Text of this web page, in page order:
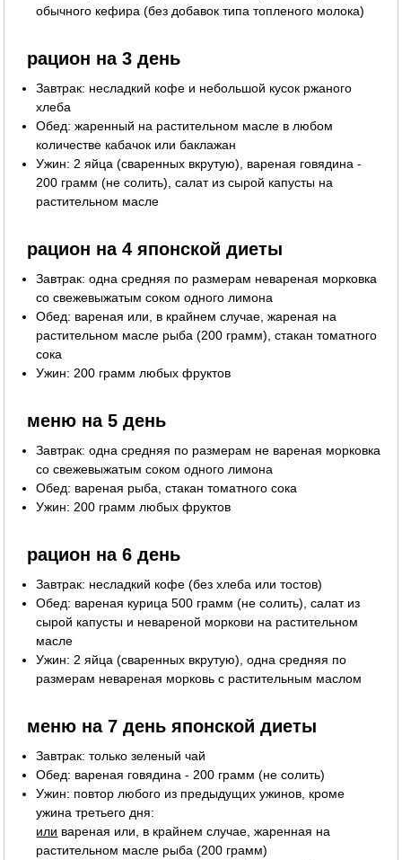
обычного кефира (без добавок типа топленого молока)
рацион на 3 день
Завтрак: несладкий кофе и небольшой кусок ржаного
хлеба
Обед: жаренный на растительном масле в любом
количестве кабачок или баклажан
Ужин: 2 яйца (сваренных вкрутую), вареная говядина -
200 грамм (не солить), салат из сырой капусты на
растительном масле
рацион на 4 японской диеты
Завтрак: одна средняя по размерам невареная морковка
со свежевыжатым соком одного лимона
Обед: вареная или, в крайнем случае, жареная на
растительном масле рыба (200 грамм), стакан томатного
сока
Ужин: 200 грамм любых фруктов
меню на 5 день
Завтрак: одна средняя по размерам не вареная морковка
со свежевыжатым соком одного лимона
Обед: вареная рыба, стакан томатного сока
Ужин: 200 грамм любых фруктов
рацион на 6 день
Завтрак: несладкий кофе (без хлеба или тостов)
Обед: вареная курица 500 грамм (не солить), салат из
сырой капусты и невареной моркови на растительном
масле
Ужин: 2 яйца (сваренных вкрутую), одна средняя по
размерам невареная морковь с растительным маслом
меню на 7 день японской диеты
Завтрак: только зеленый чай
Обед: вареная говядина - 200 грамм (не солить)
Ужин: повтор любого из предыдущих ужинов, кроме
ужина третьего дня:
или вареная или, в крайнем случае, жаренная на
растительном масле рыба (200 грамм)